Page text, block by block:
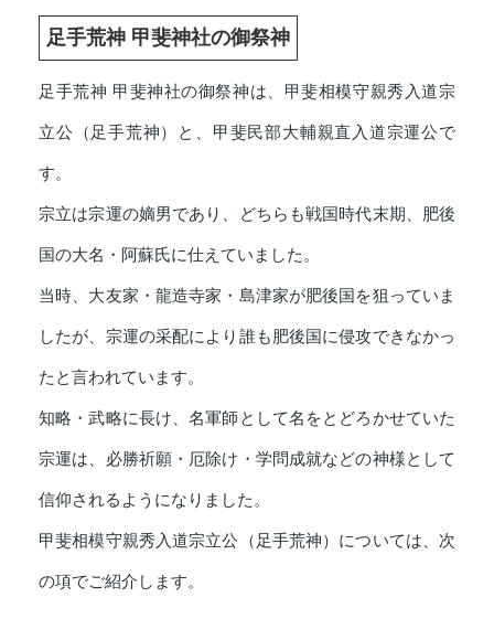
足手荒神 甲斐神社の御祭神
足手荒神 甲斐神社の御祭神は、甲斐相模守親秀入道宗
立公（足手荒神）と、甲斐民部大輔親直入道宗運公で
す。
宗立は宗運の嫡男であり、どちらも戦国時代末期、肥後
国の大名・阿蘇氏に仕えていました。
当時、大友家・龍造寺家・島津家が肥後国を狙っていま
したが、宗運の采配により誰も肥後国に侵攻できなかっ
たと言われています。
知略・武略に長け、名軍師として名をとどろかせていた
宗運は、必勝祈願・厄除け・学問成就などの神様として
信仰されるようになりました。
甲斐相模守親秀入道宗立公（足手荒神）については、次
の項でご紹介します。